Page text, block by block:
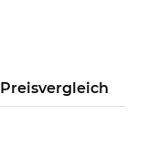
Preisvergleich